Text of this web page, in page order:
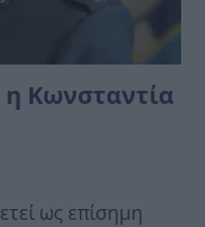
η Κωνσταντία
ως επίσημη